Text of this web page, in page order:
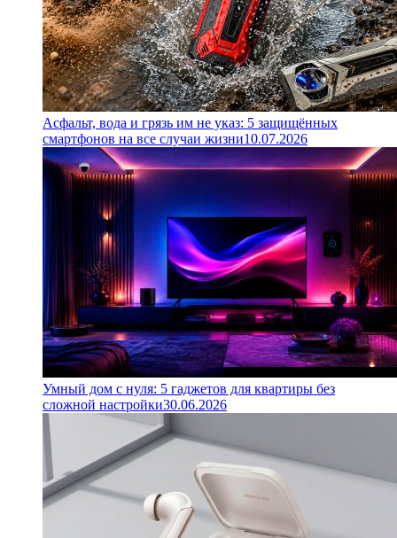
Асфальт, вода и грязь им не указ: 5 защищённых
смартфонов на все случаи жизни10.07.2026
Умный дом с нуля: 5 гаджетов для квартиры без
сложной настройки30.06.2026